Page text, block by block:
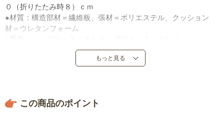
０（折りたたみ時８）ｃｍ
●材質：構造部材＝繊維板、張材＝ポリエステル、クッション
材＝ウレタンフォーム
●耐荷重：シングル＝８０ｋｇ、ダブル＝１６０ｋｇ
もっと見る
この商品のポイント